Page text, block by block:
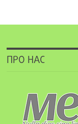
ПРО НАС